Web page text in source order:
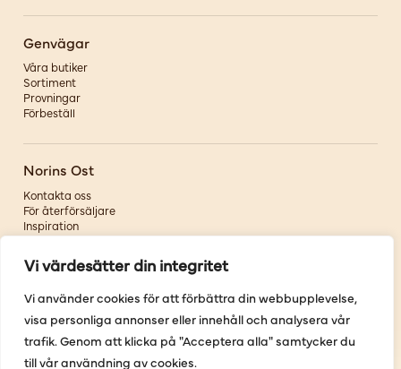
Vi värdesätter din integritet
Vi använder cookies för att förbättra din webbupplevelse,
visa personliga annonser eller innehåll och analysera vår
trafik. Genom att klicka på "Acceptera alla" samtycker du
till vår användning av cookies.
Genvägar
Våra butiker
Sortiment
Provningar
Förbeställ
Norins Ost
Kontakta oss
För återförsäljare
Inspiration
Om oss
Följ oss
Facebook
Instagram